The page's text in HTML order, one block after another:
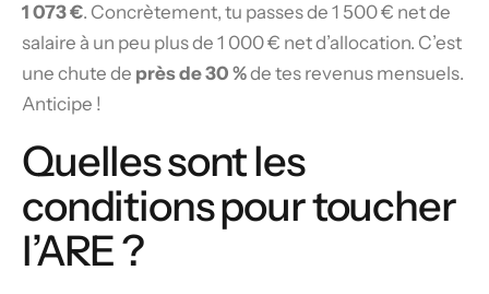
1 073 €. Concrètement, tu passes de 1 500 € net de
salaire à un peu plus de 1 000 € net d’allocation. C’est
une chute de près de 30 %de tes revenus mensuels.
Anticipe !
Quelles sont les
conditions pour toucher
l’ARE ?